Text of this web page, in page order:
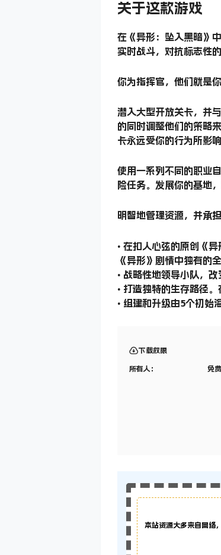
关于这款游戏
在《异形：坠入黑暗》
实时战斗，对抗标志性
你为指挥官，他们就是你
潜入大型开放关卡，并
的同时调整他们的策略
卡永远受你的行为所影
使用一系列不同的职业
险任务。发展你的基地
明智地管理资源，并承
• 在扣人心弦的原创《
《异形》剧情中独有的
• 战略性地领导小队，
• 打造独特的生存路径
• 组建和升级由5个初始
下载权限
所有人： 免
本站资源大多来自网络